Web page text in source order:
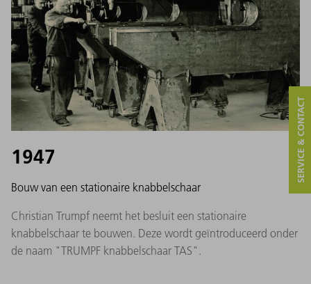
1947
Bouw van een stationaire knabbelschaar
Christian Trumpf neemt het besluit een stationaire
knabbelschaar te bouwen. Deze wordt geïntroduceerd onder
de naam "TRUMPF knabbelschaar TAS".
SERVICE & CONTACT